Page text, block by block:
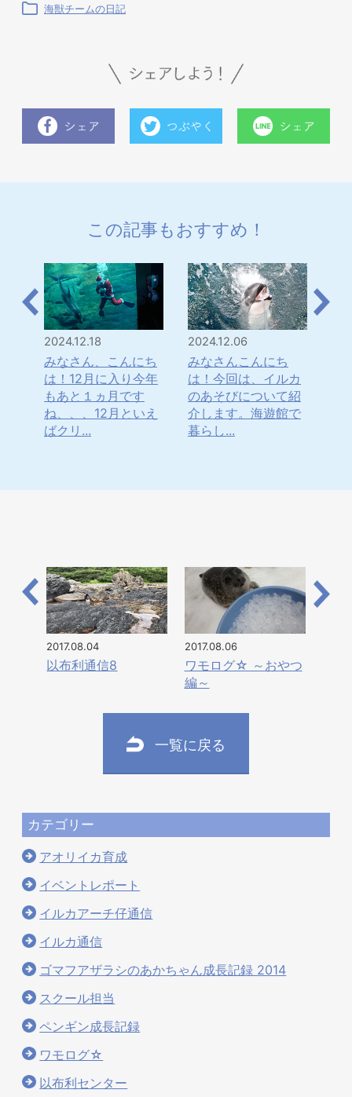
海獣チームの日記
この記事もおすすめ！
2024.12.18
みなさん、こんにち
は！12月に入り今年
もあと１ヵ月です
ね、、、12月といえ
ばクリ...
2024.12.06
みなさんこんにち
は！今回は、イルカ
のあそびについて紹
介します。海遊館で
暮らし...
2017.08.04
以布利通信8
2017.08.06
ワモログ☆ ～おやつ
編～
一覧に戻る
カテゴリー
アオリイカ育成
イベントレポート
イルカアーチ仔通信
イルカ通信
ゴマフアザラシのあかちゃん成長記録 2014
スクール担当
ペンギン成長記録
ワモログ☆
以布利センター